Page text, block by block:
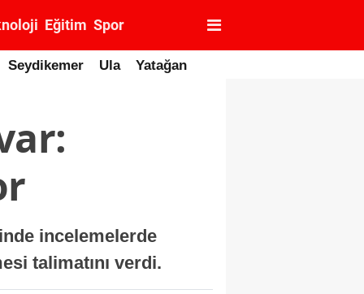
Eğitim Spor
Seydikemer Ula Yatağan
incelemelerde
talimatını verdi.